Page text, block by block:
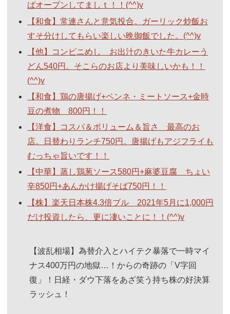
ばオープンしてましｔ！！(^^)v
【和食】常連さんと意気投合。ガーリック炒飯お
すそ分けしてもらい楽しい晩御飯でした。(^^)v
【他】コンビニめし お出汁のきいた牛カレーう
どん540円。そこらのお店より美味しいかも！！
(^^)v
【和食】鶏の唐揚げ+ペンネ・ミートソース+金時
豆の煮物 800円！！
【洋食】コスパ＆ボリューム＆旨さ 最高のお
店。日替わりランチ750円。唐揚げもアジフライも
むっちゃ旨いです！！
【中華】蒸し鶏葱ソース580円+麻婆豆腐 ちょい
辛850円+あんかけ揚げそば750円！！
【株】楽天日本株4.3倍ブル 2021年5月に1,000円
だけ投資したら、更に凄いことに！！(^^)v
【波乱相場】為替介入とハイテク暴落で一時マイ
ナス400万円の地獄…！からの奇跡の「V字回
復」！日経・ダウ下落をあざ笑う持ち株の好決算
ラッシュ！